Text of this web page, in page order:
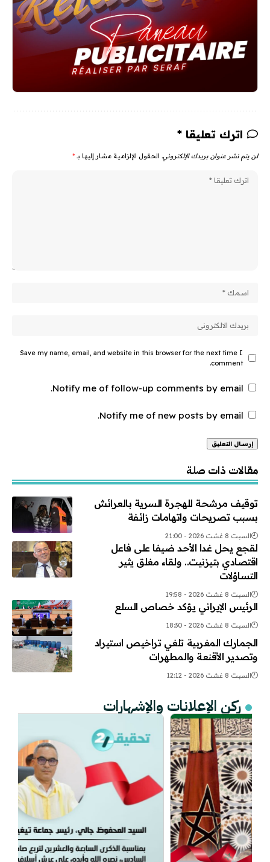
اترك تعليقا *
لن يتم نشر عنوان بريدك الإلكتروني. الحقول الإلزامية مشار إليها بـ *
Save my name, email, and website in this browser for the next time I
comment.
Notify me of follow-up comments by email.
Notify me of new posts by email.
مقالات ذات صلة
توقيف مرشحة للهجرة السرية بالعرائش
بسبب تصريحات واتهامات زائفة
السبت 8 غشت 2026 - 21:00
لقجع يحل غدا الأحد ضيفا على فاعل
اقتصادي بتيزنيت.. ولقاء مغلق يثير
التساؤلات
السبت 8 غشت 2026 - 19:58
الرئيس الإيراني يؤكد خصاص السلع
السبت 8 غشت 2026 - 18:30
الجمارك المغربية تلغي تراخيص استيراد
وتصدير الأقنعة والمطهرات
السبت 8 غشت 2026 - 12:12
ركن الإعلانات والإشهارات